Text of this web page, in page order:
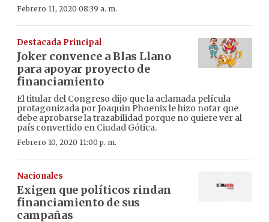
Febrero 11, 2020 08:39 a. m.
Destacada Principal
Joker convence a Blas Llano
para apoyar proyecto de
financiamiento
El titular del Congreso dijo que la aclamada película
protagonizada por Joaquin Phoenix le hizo notar que
debe aprobarse la trazabilidad porque no quiere ver al
país convertido en Ciudad Gótica.
Febrero 10, 2020 11:00 p. m.
Nacionales
Exigen que políticos rindan
financiamiento de sus
campañas